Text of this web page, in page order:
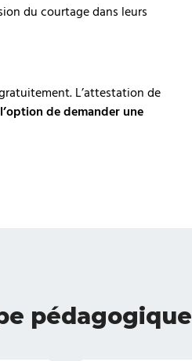
du courtage dans leurs
L’attestation de
de demander une
pédagogique